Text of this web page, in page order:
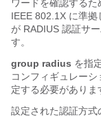
ワードを確認するた
IEEE 802.1X に準
が RADIUS 認証サ
す。
group radius を指
コンフィギュレー
定する必要がありま
設定された認証方式